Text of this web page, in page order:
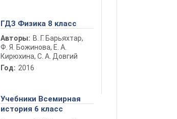
ГДЗ Физика 8 класс
Авторы: В. Г. Барьяхтар,
Ф. Я. Божинова, Е. А.
Кирюхина, С. А. Довгий
Год: 2016
Учебники Всемирная
история 6 класс